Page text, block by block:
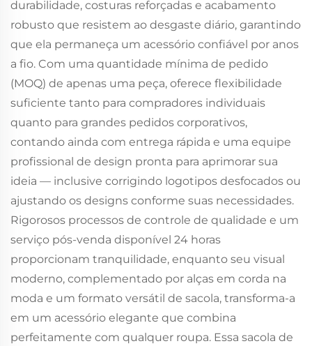
durabilidade, costuras reforçadas e acabamento
robusto que resistem ao desgaste diário, garantindo
que ela permaneça um acessório confiável por anos
a fio. Com uma quantidade mínima de pedido
(MOQ) de apenas uma peça, oferece flexibilidade
suficiente tanto para compradores individuais
quanto para grandes pedidos corporativos,
contando ainda com entrega rápida e uma equipe
profissional de design pronta para aprimorar sua
ideia — inclusive corrigindo logotipos desfocados ou
ajustando os designs conforme suas necessidades.
Rigorosos processos de controle de qualidade e um
serviço pós-venda disponível 24 horas
proporcionam tranquilidade, enquanto seu visual
moderno, complementado por alças em corda na
moda e um formato versátil de sacola, transforma-a
em um acessório elegante que combina
perfeitamente com qualquer roupa. Essa sacola de